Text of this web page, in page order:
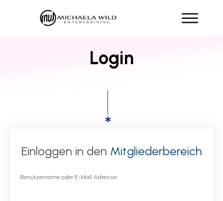
Login
Einloggen in den Mitgliederbereich
Benutzername oder E-Mail Adresse: